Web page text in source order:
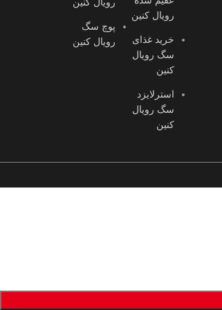
رویال کنین
خرید غذای
سگ رویال
کنین
استرلایزد
سگ رویال
کنین
پوچ سگ
رویال کنین